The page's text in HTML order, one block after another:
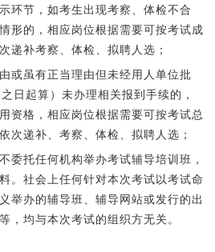
环节，如考生出现考察、体检不合
形的，相应岗位根据需要可按考试成
递补考察、体检、拟聘人选；
或虽有正当理由但未经用人单位批
日起算）未办理相关报到手续的，
资格，相应岗位根据需要可按考试总
次递补、考察、体检、拟聘人选；
委托任何机构举办考试辅导培训班，
。社会上任何针对本次考试以考试命
举办的辅导班、辅导网站或发行的出
，均与本次考试的组织方无关。